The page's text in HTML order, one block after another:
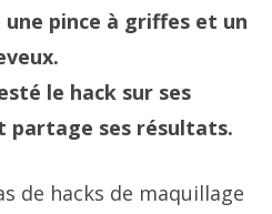
une pince à griffes et un
le hack sur ses
partage ses résultats.
de hacks de maquillage